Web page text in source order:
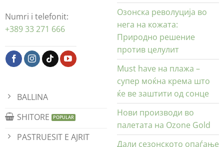
Numri i telefonit:
+389 33 271 666
BALLINA
SHITORE
PASTRUESIT E AJRIT
Озонска револуција во
нега на кожата:
Природно решение
против целулит
Must have на плажа –
супер моќна крема што
ќе ве заштити од сонце
Нови производи во
палетата на Ozone Gold
Дали сезонското опаѓање